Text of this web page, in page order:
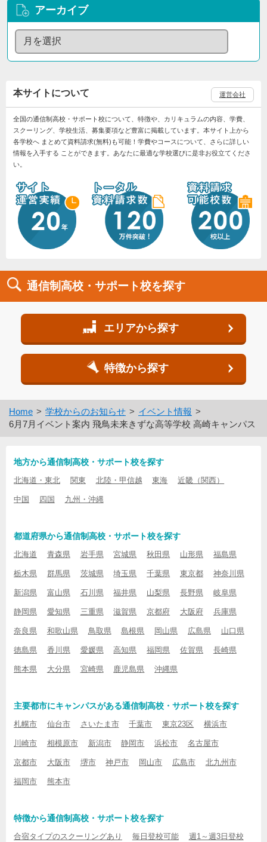
アーカイブ
本サイトについて 運営会社
全国の通信制高校・サポート校について、特徴や、カリキュラムの内容、学費、
スクーリング、学校生活、募集要項など豊富に掲載しています。本サイト上から
各学校へ まとめて資料請求(無料)も可能！学費やコースについて、さらに詳しい
情報を入手する ことができます。あなたに最適な学校選びに是非お役立てくださ
い。
通信制高校・サポート校を探す
エリアから探す
特徴から探す
Home 学校からのお知らせ
イベント情報
6月7月イベント案内 飛鳥未来きずな高等学校 高崎キャンパス
地方から通信制高校・サポート校を探す
北海道・東北 関東 北陸・甲信越 東海 近畿（関西）
中国 四国 九州・沖縄
都道府県から通信制高校・サポート校を探す
北海道 青森県 岩手県 宮城県 秋田県 山形県 福島県
栃木県 群馬県 茨城県 埼玉県 千葉県 東京都 神奈川県
新潟県 富山県 石川県 福井県 山梨県 長野県 岐阜県
静岡県 愛知県 三重県 滋賀県 京都府 大阪府 兵庫県
奈良県 和歌山県 鳥取県 島根県 岡山県 広島県 山口県
徳島県 香川県 愛媛県 高知県 福岡県 佐賀県 長崎県
熊本県 大分県 宮崎県 鹿児島県 沖縄県
主要都市にキャンパスがある通信制高校・サポート校を探す
札幌市 仙台市 さいたま市 千葉市 東京23区 横浜市
川崎市 相模原市 新潟市 静岡市 浜松市 名古屋市
京都市 大阪市 堺市 神戸市 岡山市 広島市 北九州市
福岡市 熊本市
特徴から通信制高校・サポート校を探す
合宿タイプのスクーリングあり 毎日登校可能 週1～週3日登校